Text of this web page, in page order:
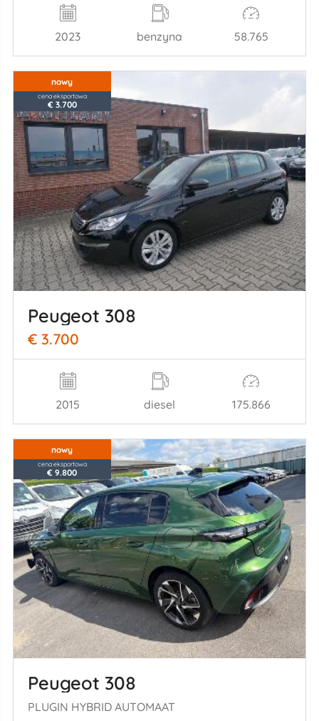
2023 benzyna 58.765
nowy
cena eksportowa
€ 3.700
Peugeot 308
€ 3.700
2015 diesel 175.866
nowy
cena eksportowa
€ 9.800
Peugeot 308
PLUGIN HYBRID AUTOMAAT